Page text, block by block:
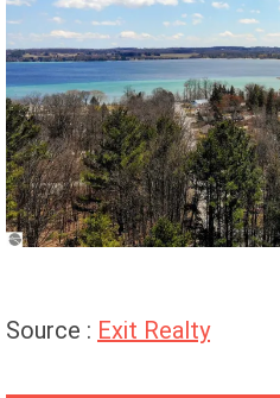
Source : Exit Realty